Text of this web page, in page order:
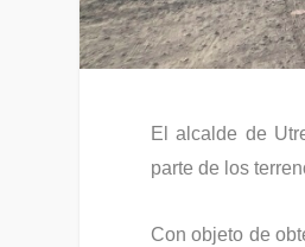
El alcalde de
parte de los
Con objeto de